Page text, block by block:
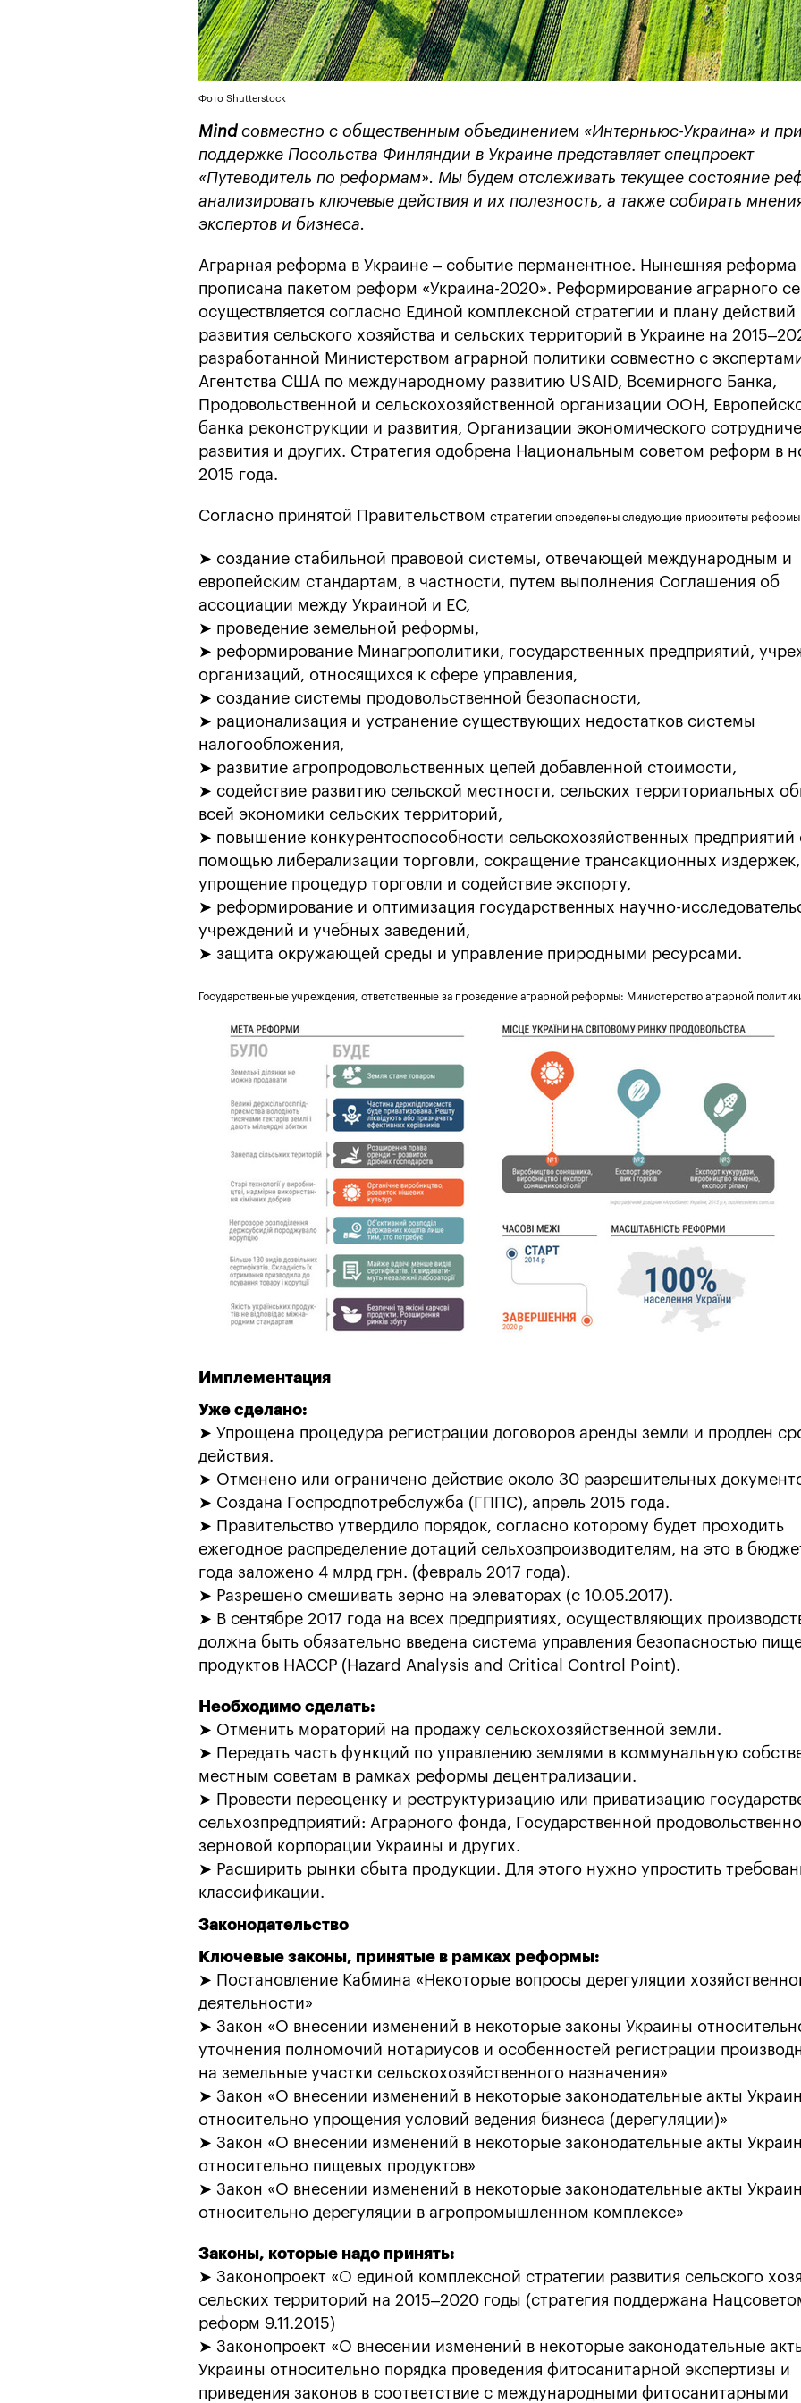
Фото Shutterstock
Mind совместно с общественным объединением «Интерньюс-Украина» и при
поддержке Посольства Финляндии в Украине представляет спецпроект
«Путеводитель по реформам». Мы будем отслеживать текущее состояние
анализировать ключевые действия и их полезность, а также собирать
экспертов и бизнеса.
Аграрная реформа в Украине – событие перманентное. Нынешняя реформа
прописана пакетом реформ «Украина-2020». Реформирование аграрного
осуществляется согласно Единой комплексной стратегии и плану действий
развития сельского хозяйства и сельских территорий в Украине на
разработанной Министерством аграрной политики совместно с
Агентства США по международному развитию USAID, Всемирного Банка,
Продовольственной и сельскохозяйственной организации ООН,
банка реконструкции и развития, Организации экономического
развития и других. Стратегия одобрена Национальным советом реформ в
2015 года.
Согласно принятой Правительством стратегии определены следующие приоритеты
➤ создание стабильной правовой системы, отвечающей международным и
европейским стандартам, в частности, путем выполнения Соглашения об
ассоциации между Украиной и ЕС,
➤ проведение земельной реформы,
➤ реформирование Минагрополитики, государственных предприятий,
организаций, относящихся к сфере управления,
➤ создание системы продовольственной безопасности,
➤ рационализация и устранение существующих недостатков системы
налогообложения,
➤ развитие агропродовольственных цепей добавленной стоимости,
➤ содействие развитию сельской местности, сельских территориальных
всей экономики сельских территорий,
➤ повышение конкурентоспособности сельскохозяйственных предприятий
помощью либерализации торговли, сокращение трансакционных издержек,
упрощение процедур торговли и содействие экспорту,
➤ реформирование и оптимизация государственных научно-
учреждений и учебных заведений,
➤ защита окружающей среды и управление природными ресурсами.
Государственные учреждения, ответственные за проведение аграрной реформы: Министерство аграрной
Имплементация
Уже сделано:
➤ Упрощена процедура регистрации договоров аренды земли и продлен
действия.
➤ Отменено или ограничено действие около 30 разрешительных
➤ Создана Госпродпотребслужба (ГППС), апрель 2015 года.
➤ Правительство утвердило порядок, согласно которому будет проходить
ежегодное распределение дотаций сельхозпроизводителям, на это в
года заложено 4 млрд грн. (февраль 2017 года).
➤ Разрешено смешивать зерно на элеваторах (с 10.05.2017).
➤ В сентябре 2017 года на всех предприятиях, осуществляющих
должна быть обязательно введена система управления безопасностью
продуктов НАССР (Hazard Analysis and Critical Control Point).
Необходимо сделать:
➤ Отменить мораторий на продажу сельскохозяйственной земли.
➤ Передать часть функций по управлению землями в коммунальную
местным советам в рамках реформы децентрализации.
➤ Провести переоценку и реструктуризацию или приватизацию
сельхозпредприятий: Аграрного фонда, Государственной
зерновой корпорации Украины и других.
➤ Расширить рынки сбыта продукции. Для этого нужно упростить
классификации.
Законодательство
Ключевые законы, принятые в рамках реформы:
➤ Постановление Кабмина «Некоторые вопросы дерегуляции
деятельности»
➤ Закон «О внесении изменений в некоторые законы Украины
уточнения полномочий нотариусов и особенностей регистрации
на земельные участки сельскохозяйственного назначения»
➤ Закон «О внесении изменений в некоторые законодательные акты
относительно упрощения условий ведения бизнеса (дерегуляции)»
➤ Закон «О внесении изменений в некоторые законодательные акты
относительно пищевых продуктов»
➤ Закон «О внесении изменений в некоторые законодательные акты
относительно дерегуляции в агропромышленном комплексе»
Законы, которые надо принять:
➤ Законопроект «О единой комплексной стратегии развития сельского
сельских территорий на 2015–2020 годы (стратегия поддержана
реформ 9.11.2015)
➤ Законопроект «О внесении изменений в некоторые законодательные
Украины относительно порядка проведения фитосанитарной экспертизы и
приведения законов в соответствие с международными фитосанитарными